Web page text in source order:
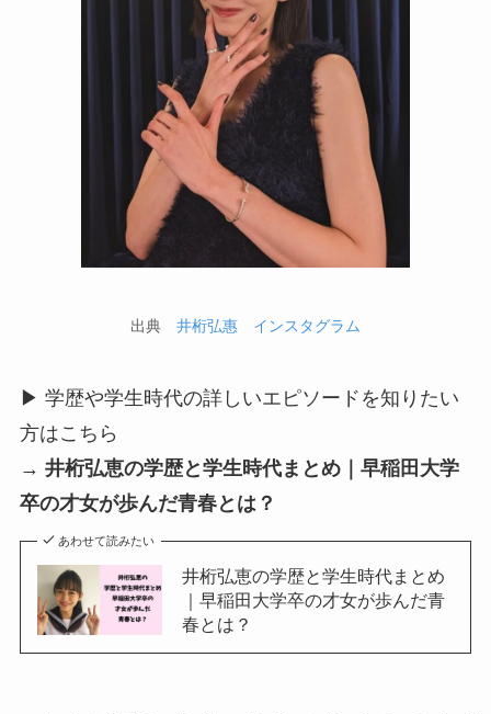
出典 井桁弘惠 インスタグラム
▶ 学歴や学生時代の詳しいエピソードを知りたい
方はこちら
→ 井桁弘恵の学歴と学生時代まとめ｜早稲田大学
卒の才女が歩んだ青春とは？
あわせて読みたい
井桁弘恵の学歴と学生時代まとめ
｜早稲田大学卒の才女が歩んだ青
春とは？